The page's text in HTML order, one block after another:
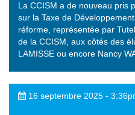
La CCISM a de nouveau pris
sur la Taxe de
réforme, représentée par
de la CCISM, aux côtés des
LAMISSE ou encore Nancy
16 septembre 2025 -